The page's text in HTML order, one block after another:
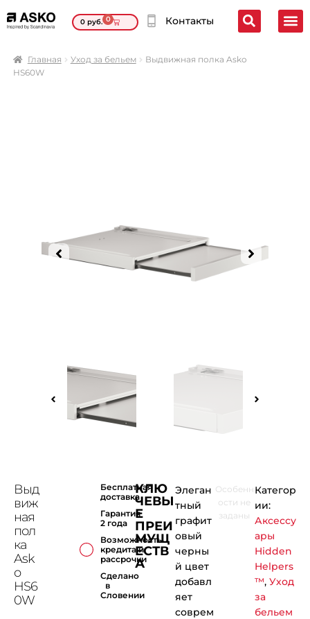
0руб. 0 Контакты
Главная Уход за бельем
Выдвижная полка Asko
HS60W
Выд
виж
ная
пол
ка
Ask
o
HS6
0W
Бесплатная
доставка
Гарантия
2 года
Возможность
кредита и
рассрочки
Сделано
в
Словении
КЛЮ
ЧЕВЫ
Е
ПРЕИ
МУЩ
ЕСТВ
А
Элеган
тный
графит
овый
черны
й цвет
добавл
яет
соврем
Особенн
ости не
заданы
Категор
ии:
Аксессу
ары
Hidden
Helpers
™, Уход
за
бельем